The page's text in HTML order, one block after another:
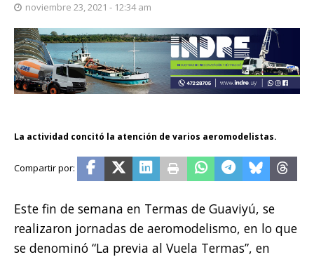
noviembre 23, 2021 - 12:34 am
La actividad concitó la atención de varios aeromodelistas.
Este fin de semana en Termas de Guaviyú, se
realizaron jornadas de aeromodelismo, en lo que
se denominó “La previa al Vuela Termas”, en